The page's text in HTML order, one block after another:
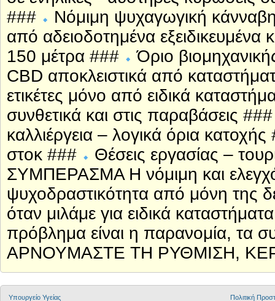
###
Νόμιμη ψυχαγωγική
από αδειοδοτημένα
150 μέτρα ###
Όριο
CBD αποκλειστικά από
ετικέτες μόνο από ειδικά
συνθετικά και στις παραβάσεις
καλλιέργεια – λογικά όρια
στοκ ###
Θέσεις εργασίας –
ΣΥΜΠΕΡΑΣΜΑ Η νόμιμη και
ψυχοδραστικότητα από μόνη της
όταν μιλάμε για ειδικά
πρόβλημα είναι η παρανομία, τα
ΑΡΝΟΥΜΑΣΤΕ ΤΗ ΡΥΘΜΙΣΗ,
Υπουργείο Υγείας Πολιτική